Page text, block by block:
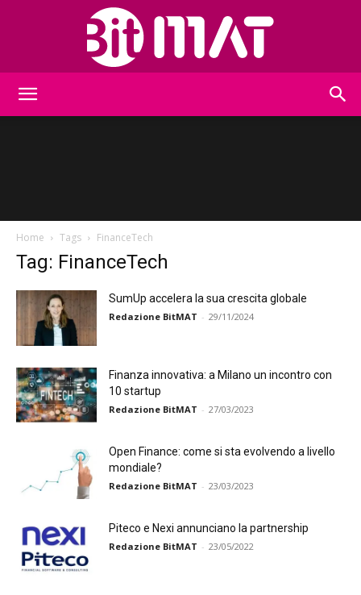
Home Tags FinanceTech
Tag: FinanceTech
SumUp accelera la sua crescita globale
Redazione BitMAT - 29/11/2024
Finanza innovativa: a Milano un incontro con
10 startup
Redazione BitMAT - 27/03/2023
Open Finance: come si sta evolvendo a livello
mondiale?
Redazione BitMAT - 23/03/2023
Piteco e Nexi annunciano la partnership
Redazione BitMAT - 23/05/2022